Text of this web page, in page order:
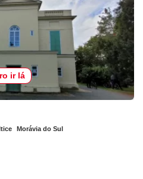
ir lá
Morávia do Sul